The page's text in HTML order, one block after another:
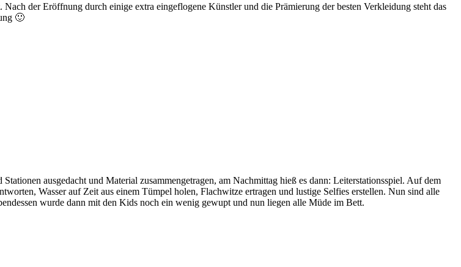
der Eröffnung durch einige extra eingeflogene Künstler und die Prämierung der besten Verkleidung steht das
🙂
ausgedacht und Material zusammengetragen, am Nachmittag hieß es dann: Leiterstationsspiel. Auf dem
Wasser auf Zeit aus einem Tümpel holen, Flachwitze ertragen und lustige Selfies erstellen. Nun sind alle
wurde dann mit den Kids noch ein wenig gewupt und nun liegen alle Müde im Bett.